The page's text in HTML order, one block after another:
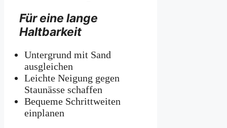
Für eine lange
Haltbarkeit
Untergrund mit Sand
ausgleichen
Leichte Neigung gegen
Staunässe schaffen
Bequeme Schrittweiten
einplanen